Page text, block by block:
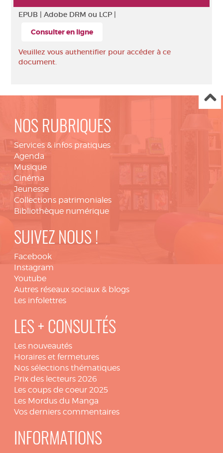
EPUB | Adobe DRM ou LCP |
Consulter en ligne
Veuillez vous authentifier pour accéder à ce
document.
NOS RUBRIQUES
Services & infos pratiques
Agenda
Musique
Cinéma
Jeunesse
Collections patrimoniales
Bibliothèque numérique
SUIVEZ NOUS !
Facebook
Instagram
Youtube
Autres réseaux sociaux & blogs
Les infolettres
LES + CONSULTÉS
Les nouveautés
Horaires et fermetures
Nos sélections thématiques
Prix des lecteurs 2026
Les coups de coeur 2025
Les Mordus du Manga
Vos derniers commentaires
INFORMATIONS